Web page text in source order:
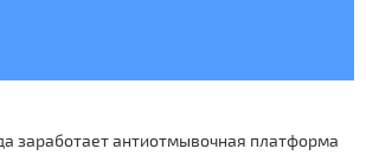
заработает антиотмывочная платформа